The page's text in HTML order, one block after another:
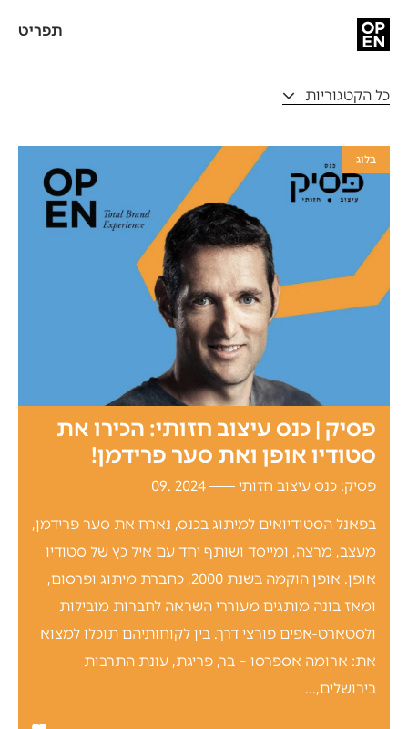
תפריט
כל הקטגוריות
בלוג
פסיק | כנס עיצוב חזותי: הכירו את
סטודיו אופן ואת סער פרידמן!
פסיק: כנס עיצוב חזותי 2024 .09
בפאנל הסטודיואים למיתוג בכנס, נארח את סער פרידמן,
מעצב, מרצה, ומייסד ושותף יחד עם איל כץ של סטודיו
אופן. אופן הוקמה בשנת 2000, כחברת מיתוג ופרסום,
ומאז בונה מותגים מעוררי השראה לחברות מובילות
ולסטארט-אפים פורצי דרך. בין לקוחותיהם תוכלו למצוא
את: ארומה אספרסו – בר, פריגת, עונת התרבות
בירושלים,...